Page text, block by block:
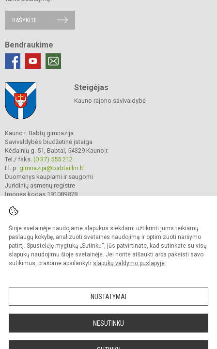
Šioje svetainėje naudojame slapukus siekdami užtikrinti jums teikiamų
paslaugų kokybę, analizuoti svetainės naudojimą ir optimizuoti naršymo
patirtį. Spustelėję mygtuką „Sutinku“, jūs patvirtinate, kad sutinkate su visų
slapukų naudojimu šioje svetainėje. Jei norite atšaukti arba pakeisti savo
sutikimus, prašome apsilankyti slapukų valdymo puslapyje.
NUSTATYMAI
NESUTINKU
RAŠYKITE
Bendraukime
Steigėjas
Kauno rajono savivaldybė
Kauno r. Babtų gimnazija
Savivaldybės biudžetinė įstaiga
Kėdainių g. 51, Babtai, 54329 Kauno r.
Tel./ faks. (0 37) 555 212
El. p. gimnazija@babtai.lm.lt
Duomenys kaupiami ir saugomi
Juridinių asmenų registre
Įmonės kodas 191089878
© 2025. Kauno r. Babtų gimnazija. Visos teisės saugomos.
Kopijuoti turinį be raštiško gimnazijos sutikimo griežtai draudžiama.
Prieinamumo paraiška Slapukų politika
Sumanus būdas atnaujinti